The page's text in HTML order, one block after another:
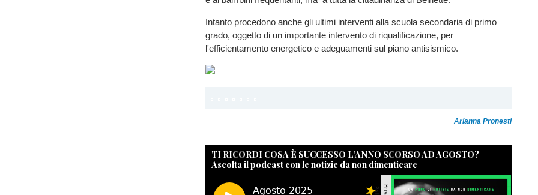
Intanto procedono anche gli ultimi interventi alla scuola secondaria di primo
grado, oggetto di un importante intervento di riqualificazione, per
l'efficientamento energetico e adeguamenti sul piano antisismico.
Arianna Pronestì
TI RICORDI COSA È SUCCESSO L’ANNO SCORSO AD AGOSTO?
Ascolta il podcast con le notizie da non dimenticare